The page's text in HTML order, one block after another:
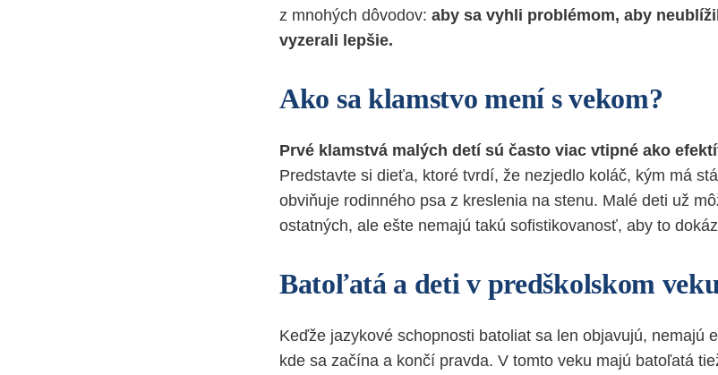
z mnohých dôvodov: aby sa vyhli problémom, aby
vyzerali lepšie.
Ako sa klamstvo mení s vekom?
Prvé klamstvá malých detí sú často viac vtipné ako
Predstavte si dieťa, ktoré tvrdí, že nezjedlo koláč, kým má
obviňuje rodinného psa z kreslenia na stenu. Malé deti už
ostatných, ale ešte nemajú takú sofistikovanosť, aby to
Batoľatá a deti v predškolskom
Keďže jazykové schopnosti batoliat sa len objavujú, nemajú
kde sa začína a končí pravda. V tomto veku majú batoľatá